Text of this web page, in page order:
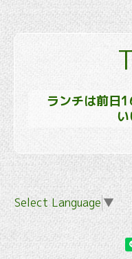
ランチは前日
Select Language ▼